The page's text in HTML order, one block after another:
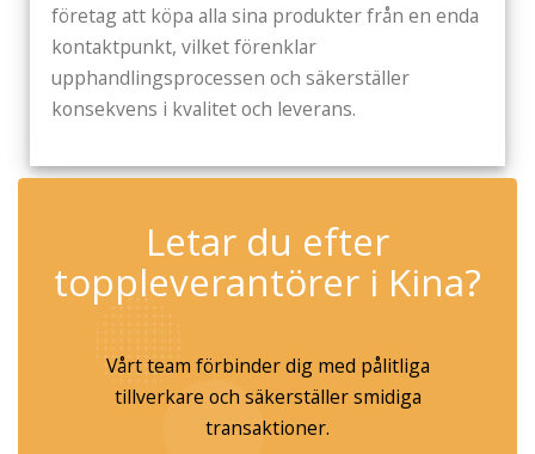
företag att köpa alla sina produkter från en enda
kontaktpunkt, vilket förenklar
upphandlingsprocessen och säkerställer
konsekvens i kvalitet och leverans.
Letar du efter
toppleverantörer i Kina?
Vårt team förbinder dig med pålitliga
tillverkare och säkerställer smidiga
transaktioner.